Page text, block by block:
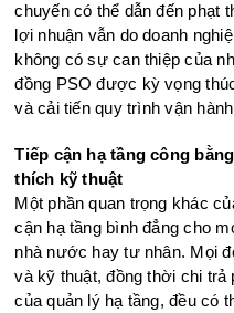
chuyến có thể dẫn đến phạt
lợi nhuận vẫn do doanh
không có sự can thiệp của
đồng PSO được kỳ vọng
và cải tiến quy trình vận
Tiếp cận hạ tầng công
thích kỹ thuật
Một phần quan trọng khác
cận hạ tầng bình đẳng cho
nhà nước hay tư nhân. Mọi
và kỹ thuật, đồng thời chi
của quản lý hạ tầng, đều có